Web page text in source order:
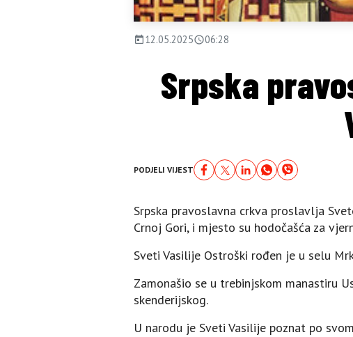
12.05.2025 06:28
Srpska
PODJELI VIJEST
Srpska pravoslavna crkva proslavlja
Crnoj Gori, i mjesto su hodočašća za
Sveti Vasilije Ostroški rođen je u selu
Zamonašio se u trebinjskom manastiru
skenderijskog.
U narodu je Sveti Vasilije poznat po